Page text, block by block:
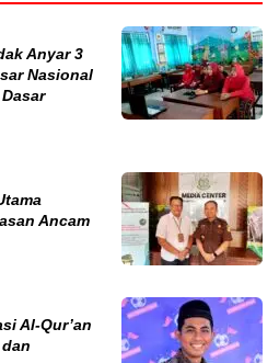
Anyar 3
Nasional
Ancam
Al-Qur’an